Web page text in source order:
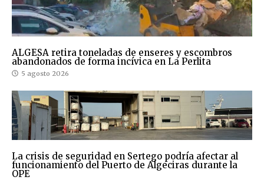
ALGESA retira toneladas de enseres y escombros
abandonados de forma incívica en La Perlita
5 agosto 2026
La crisis de seguridad en Sertego podría afectar al
funcionamiento del Puerto de Algeciras durante la
OPE